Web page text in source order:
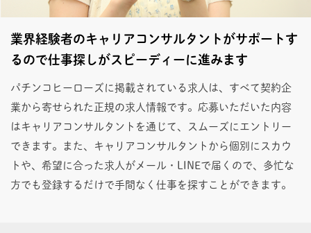
業界経験者のキャリアコンサルタントがサポートす
るので仕事探しがスピーディーに進みます
パチンコヒーローズに掲載されている求人は、すべて契約企
業から寄せられた正規の求人情報です。応募いただいた内容
はキャリアコンサルタントを通じて、スムーズにエントリー
できます。また、キャリアコンサルタントから個別にスカウ
トや、希望に合った求人がメール・LINEで届くので、多忙な
方でも登録するだけで手間なく仕事を探すことができます。